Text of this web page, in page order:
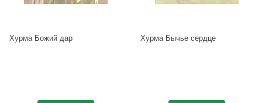
Хурма Божий дар Хурма Бычье сердце